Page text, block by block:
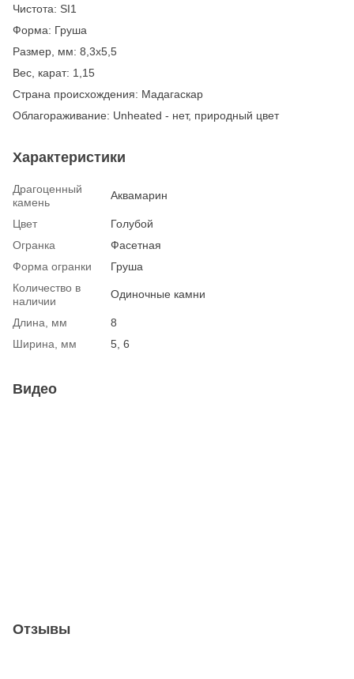
Чистота: SI1
Форма: Груша
Размер, мм: 8,3х5,5
Вес, карат: 1,15
Страна происхождения: Мадагаскар
Облагораживание: Unheated - нет, природный цвет
Характеристики
Драгоценный
камень
Аквамарин
Цвет
Голубой
Огранка
Фасетная
Форма огранки
Груша
Количество в
наличии
Одиночные камни
Длина, мм
8
Ширина, мм
5, 6
Видео
Отзывы